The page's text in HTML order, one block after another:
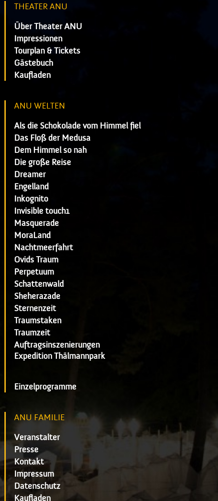
THEATER ANU
Über Theater ANU
Impressionen
Tourplan & Tickets
Gästebuch
Kaufladen
ANU WELTEN
Als die Schokolade vom Himmel fiel
Das Floß der Medusa
Dem Himmel so nah
Die große Reise
Dreamer
Engelland
Inkognito
Invisible touch1
Masquerade
MoraLand
Nachtmeerfahrt
Ovids Traum
Perpetuum
Schattenwald
Sheherazade
Sternenzeit
Traumstaken
Traumzeit
Auftragsinszenierungen
Expedition Thälmannpark
Einzelprogramme
ANU FAMILIE
Veranstalter
Presse
Kontakt
Impressum
Datenschutz
Kaufladen